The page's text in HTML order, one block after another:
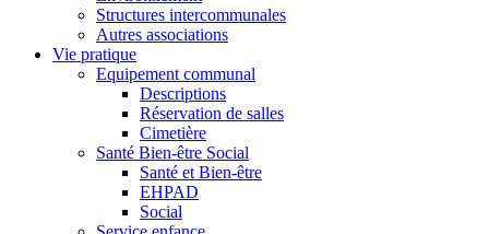
Structures intercommunales
Autres associations
Vie pratique
Equipement communal
Descriptions
Réservation de salles
Cimetière
Santé Bien-être Social
Santé et Bien-être
EHPAD
Social